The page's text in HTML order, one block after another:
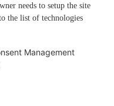
needs to setup the site
the list of technologies
Management